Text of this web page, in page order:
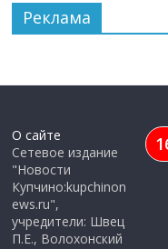
Реклама
О сайте
Сетевое издание
"Новости
Купчино:kupchinon
ews.ru",
учредители: Швец
П.Е., Волохонский